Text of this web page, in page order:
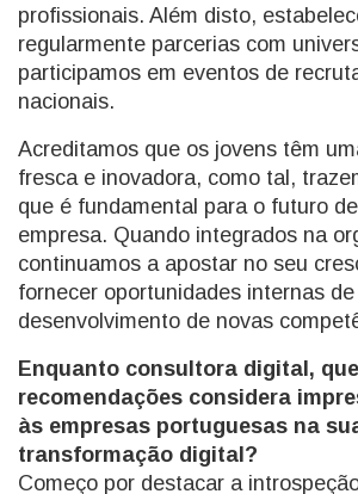
profissionais. Além disto,
regularmente parcerias com
participamos em eventos de
nacionais.
Acreditamos que os jovens têm
fresca e inovadora, como tal,
que é fundamental para o futuro
empresa. Quando integrados na
continuamos a apostar no seu
fornecer oportunidades internas de
desenvolvimento de novas
Enquanto consultora digital, que
recomendações considera
às empresas portuguesas na
transformação digital?
Começo por destacar a